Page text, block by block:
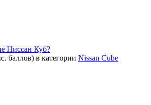
Ниссан Куб?
баллов) в категории Nissan Cube